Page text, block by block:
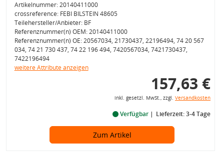
Artikelnummer: 20140411000
crossreference: FEBI BILSTEIN 48605
Teilehersteller/Anbieter: BF
Referenznummer(n) OEM: 20140411000
Referenznummer(n) OE: 20567034, 21730437, 22196494, 74 20 567
034, 74 21 730 437, 74 22 196 494, 7420567034, 7421730437,
7422196494
weitere Attribute anzeigen
157,63 €
inkl. gesetzl. MwSt., zzgl. Versandkosten
Verfügbar Lieferzeit: 3-4 Tage
Zum Artikel